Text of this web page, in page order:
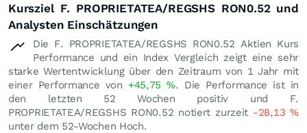
Kursziel F. PROPRIETATEA/REGSHS RON0.52 und
Analysten Einschätzungen
Die F. PROPRIETATEA/REGSHS RON0.52 Aktien Kurs
Performance und ein Index Vergleich zeigt eine sehr
starke Wertentwicklung über den Zeitraum von 1 Jahr mit
einer Performance von +45,75%. Die Performance ist in
den letzten 52 Wochen positiv und F.
PROPRIETATEA/REGSHS RON0.52 notiert zurzeit -28,13%
unter dem 52-Wochen Hoch.